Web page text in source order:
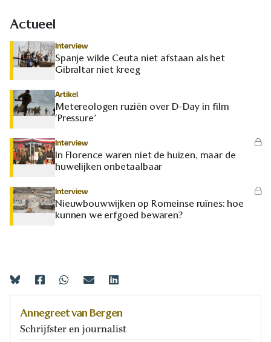
Actueel
Interview
Spanje wilde Ceuta niet afstaan als het
Gibraltar niet kreeg
Artikel
Metereologen ruziën over D-Day in film
‘Pressure’
Interview
In Florence waren niet de huizen, maar de
huwelijken onbetaalbaar
Interview
Nieuwbouwwijken op Romeinse ruïnes: hoe
kunnen we erfgoed bewaren?
Annegreet van Bergen
Schrijfster en journalist